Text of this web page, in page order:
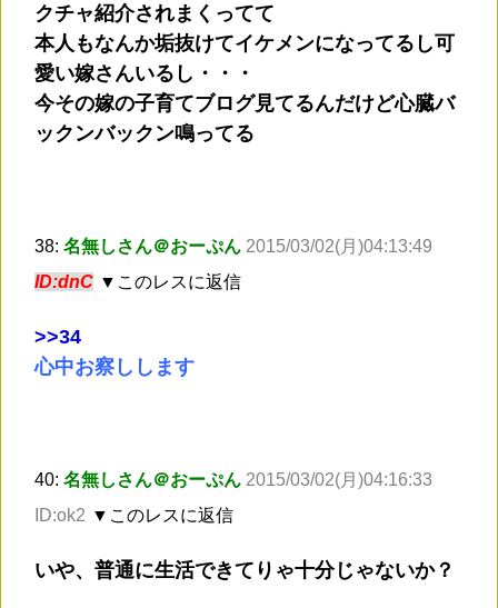
クチャ紹介されまくってて
本人もなんか垢抜けてイケメンになってるし可
愛い嫁さんいるし・・・
今その嫁の子育てブログ見てるんだけど心臓バ
ックンバックン鳴ってる
38: 名無しさん＠おーぷん 2015/03/02(月)04:13:49
ID:dnC ▼このレスに返信
>>34
心中お察しします
40: 名無しさん＠おーぷん 2015/03/02(月)04:16:33
ID:ok2 ▼このレスに返信
いや、普通に生活できてりゃ十分じゃないか？